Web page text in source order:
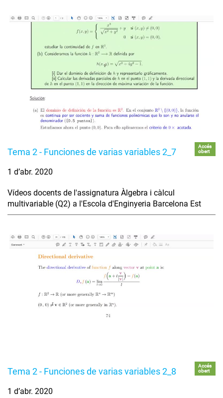
Tema 2 - Funciones de varias variables 2_7
Accés
obert
1 d’abr. 2020
Vídeos docents de l'assignatura Àlgebra i càlcul
multivariable (Q2) a l'Escola d'Enginyeria Barcelona Est
Tema 2 - Funciones de varias variables 2_8
Accés
obert
1 d’abr. 2020